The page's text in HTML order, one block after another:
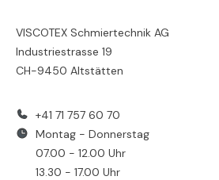
VISCOTEX Schmiertechnik AG
Industriestrasse 19
CH-9450 Altstätten
+41 71 757 60 70
Montag - Donnerstag
07.00 - 12.00 Uhr
13.30 - 17.00 Uhr